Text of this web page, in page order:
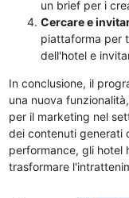
un brief per i
Cercare e
piattaforma per
dell'hotel e
In conclusione, il
una nuova
per il marketing nel
dei contenuti generati
performance, gli hotel
trasformare